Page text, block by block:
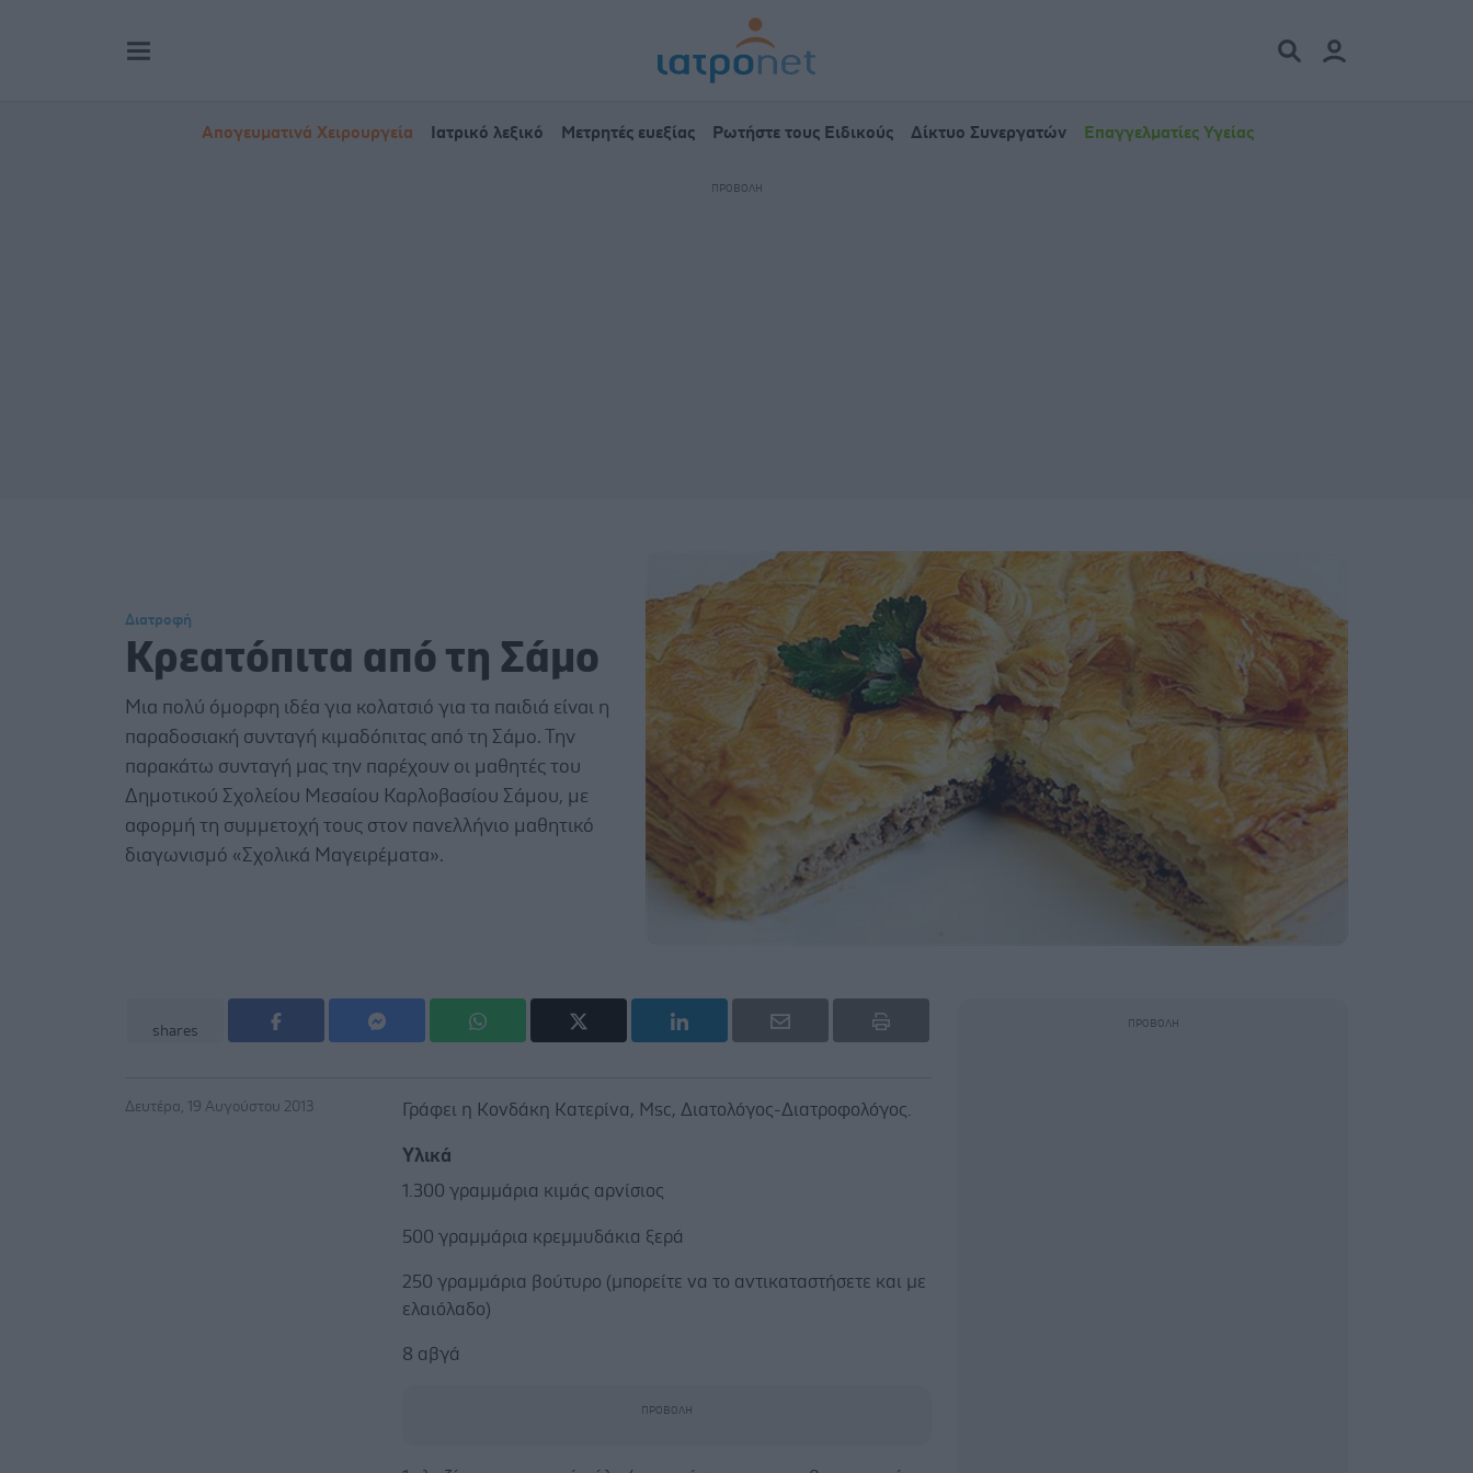
Απογευματινά Χειρουργεία Ιατρικό λεξικό Μετρητές ευεξίας Ρωτήστε τους Ειδικούς Δίκτυο Συνεργατών Επαγγελματίες Υγείας
Διατροφή
Κρεατόπιτα από τη Σάμο
Μια πολύ όμορφη ιδέα για κολατσιό για τα παιδιά είναι η
παραδοσιακή συνταγή κιμαδόπιτας από τη Σάμο. Την
παρακάτω συνταγή μας την παρέχουν οι μαθητές του
Δημοτικού Σχολείου Μεσαίου Καρλοβασίου Σάμου, με
αφορμή τη συμμετοχή τους στον πανελλήνιο μαθητικό
διαγωνισμό «Σχολικά Μαγειρέματα».
shares
Δευτέρα, 19 Αυγούστου 2013 Γράφει η Κονδάκη Κατερίνα, Msc, Διατολόγος-Διατροφολόγος.
Υλικά
1.300 γραμμάρια κιμάς αρνίσιος
500 γραμμάρια κρεμμυδάκια ξερά
250 γραμμάρια βούτυρο (μπορείτε να το αντικαταστήσετε και με
ελαιόλαδο)
8 αβγά